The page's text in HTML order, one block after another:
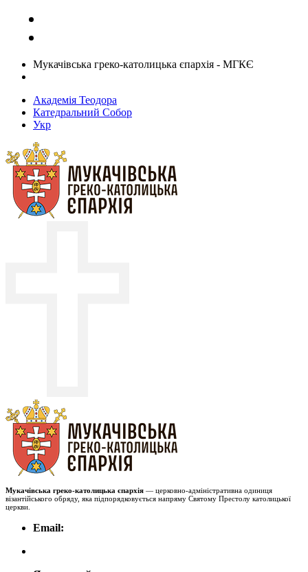
Мукачівська греко-католицька єпархія - МГКЄ
Академія Теодора
Катедральний Собор
Укр
Мукачівська греко-католицька єпархія — церковно-адміністративна одиниця
візантійського обряду, яка підпорядковується напряму Святому Престолу католицької
церкви.
Email: